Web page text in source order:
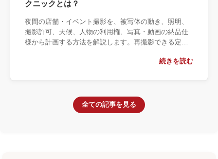
クニックとは？
夜間の店舗・イベント撮影を、被写体の動き、照明、
撮影許可、天候、人物の利用権、写真・動画の納品仕
様から計画する方法を解説します。再撮影できる定点
場は外注するなど、判断基準と相談時に渡すカット表
続きを読む
全ての記事を見る